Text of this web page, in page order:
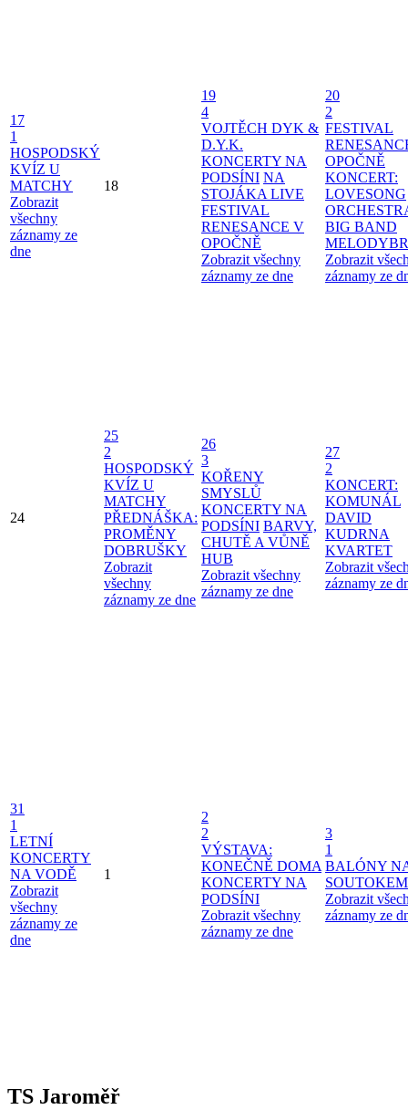
17
1
HOSPODSKÝ
KVÍZ U
MATCHY
Zobrazit
všechny
záznamy ze
dne
18
19
4
VOJTĚCH DYK &
D.Y.K.
KONCERTY NA
PODSÍNI NA
STOJÁKA LIVE
FESTIVAL
RENESANCE V
OPOČNĚ
Zobrazit všechny
záznamy ze dne
20
2
FESTIVAL
OPOČNĚ
KONCERT:
LOVESONG
BIG BAND
Zobrazit
záznamy ze
24
25
2
HOSPODSKÝ
KVÍZ U
MATCHY
PŘEDNÁŠKA:
PROMĚNY
DOBRUŠKY
Zobrazit
všechny
záznamy ze dne
26
3
KOŘENY
SMYSLŮ
KONCERTY NA
PODSÍNI BARVY,
CHUTĚ A VŮNĚ
HUB
Zobrazit všechny
záznamy ze dne
27
2
KONCERT:
KOMUNÁL
DAVID
KUDRNA
KVARTET
Zobrazit
záznamy ze
31
1
LETNÍ
KONCERTY
NA VODĚ
Zobrazit
všechny
záznamy ze
dne
1
2
2
VÝSTAVA:
KONEČNĚ DOMA
KONCERTY NA
PODSÍNI
Zobrazit všechny
záznamy ze dne
3
1
BALÓNY
SOUTOKEM
Zobrazit
záznamy ze
TS Jaroměř